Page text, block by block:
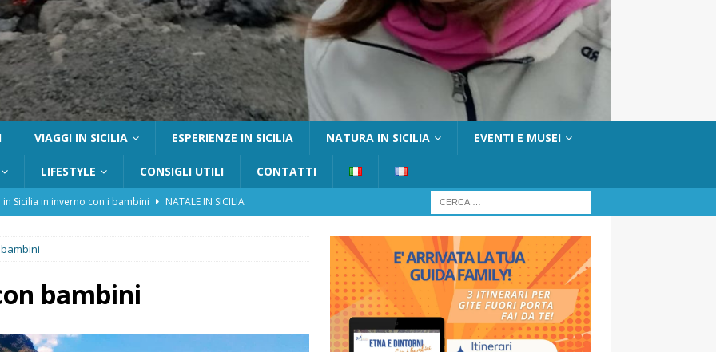
VIAGGI IN SICILIA ESPERIENZE IN SICILIA NATURA IN SICILIA EVENTI E MUSEI
LIFESTYLE CONSIGLI UTILI CONTATTI
in Sicilia in inverno con i bambini
NATALE IN SICILIA
con bambini: guida completa su come arrivare,
FUORI PORTAbambini